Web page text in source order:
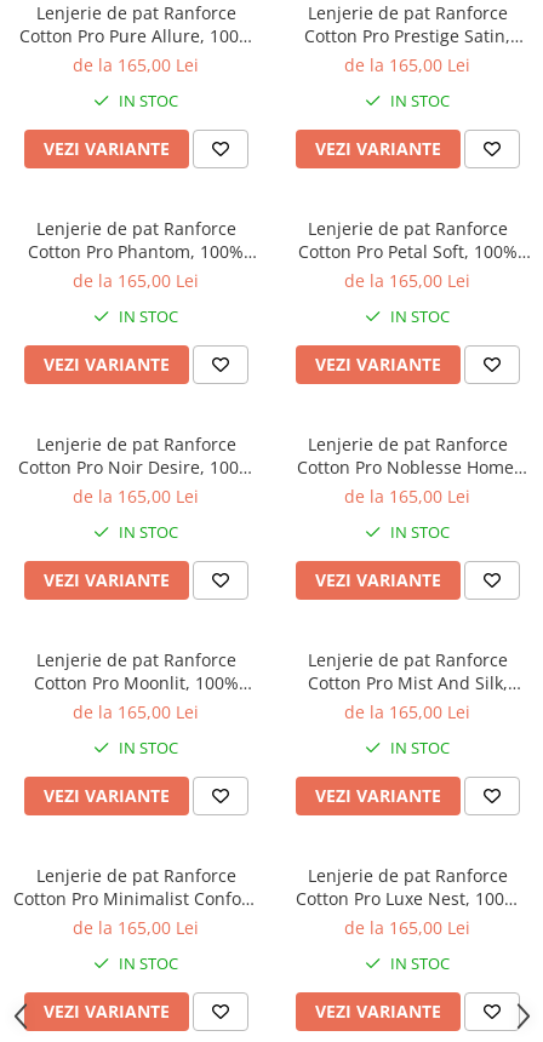
Lenjerie de pat Ranforce
Cotton Pro Pure Allure, 100%
bumbac, bej, imprimeu floral
de la 165,00 Lei
IN STOC
VEZI VARIANTE
Lenjerie de pat Ranforce
Cotton Pro Prestige Satin,
100% bumbac, alb, imprimeu
de la 165,00 Lei
IN STOC
VEZI VARIANTE
Lenjerie de pat Ranforce
Cotton Pro Phantom, 100%
bumbac, galben mustar,
de la 165,00 Lei
IN STOC
VEZI VARIANTE
Lenjerie de pat Ranforce
Cotton Pro Petal Soft, 100%
bumbac, alb, imprimeu floral
de la 165,00 Lei
IN STOC
VEZI VARIANTE
Lenjerie de pat Ranforce
Cotton Pro Noir Desire, 100%
bumbac, alb, imprimeu floral
de la 165,00 Lei
IN STOC
VEZI VARIANTE
Lenjerie de pat Ranforce
Cotton Pro Noblesse Home,
100% bumbac, alb, imprimeu
de la 165,00 Lei
IN STOC
VEZI VARIANTE
Lenjerie de pat Ranforce
Cotton Pro Moonlit, 100%
bumbac, gri deschis, model
de la 165,00 Lei
IN STOC
VEZI VARIANTE
Lenjerie de pat Ranforce
Cotton Pro Mist And Silk,
100% bumbac, bej, imprimeu
de la 165,00 Lei
IN STOC
VEZI VARIANTE
Lenjerie de pat Ranforce
Cotton Pro Minimalist Confort,
100% bumbac, bej deschis,
de la 165,00 Lei
IN STOC
VEZI VARIANTE
Lenjerie de pat Ranforce
Cotton Pro Luxe Nest, 100%
bumbac, alb, imprimeu floral
de la 165,00 Lei
IN STOC
VEZI VARIANTE